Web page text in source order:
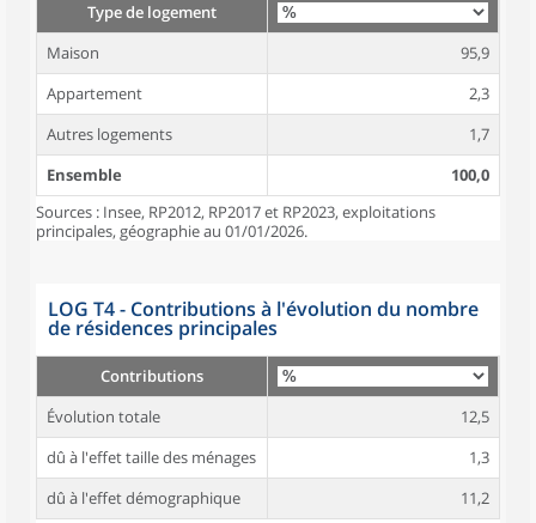
Type de logement
Maison
95,9
Appartement
2,3
Autres logements
1,7
Ensemble
100,0
Sources : Insee, RP2012, RP2017 et RP2023, exploitations
principales, géographie au 01/01/2026.
LOG T4 - Contributions à l'évolution du nombre
de résidences principales
Contributions
Évolution totale
12,5
dû à l'effet taille des ménages
1,3
dû à l'effet démographique
11,2